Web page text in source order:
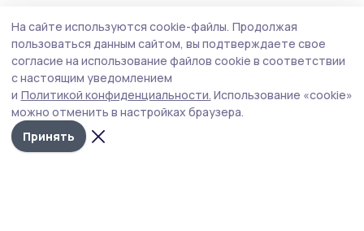
Медики провели выездную
диспансеризацию на Жердевском
сахарном заводе
В течение двух дней медработники проверили
здоровье у более 80 сотрудников завода.
На сайте используются cookie-файлы. Продолжая
пользоваться данным сайтом, вы подтверждаете свое
согласие на использование файлов cookie в соответствии
с настоящим уведомлением
и Политикой конфиденциальности. Использование «cookie»
можно отменить в настройках браузера.
Принять